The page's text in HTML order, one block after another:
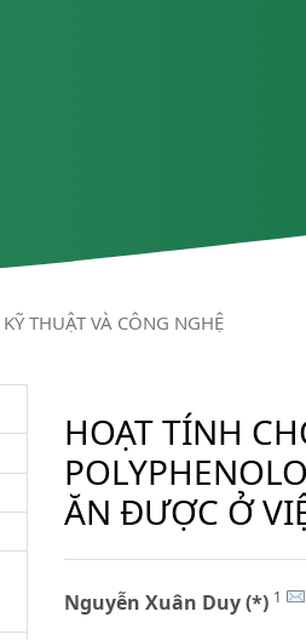
KỸ THUẬT VÀ CÔNG NGHỆ
HOẠT TÍNH
ĂN ĐƯỢC Ở
Nguyễn Xuân Duy (*) 1